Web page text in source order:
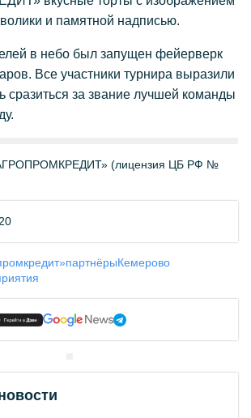
и памятной надписью.
в небо был запущен фейерверк
Все участники турнира выразили
сразиться за звание лучшей команды
(лицензия ЦБ РФ №
партнёрыКемерово